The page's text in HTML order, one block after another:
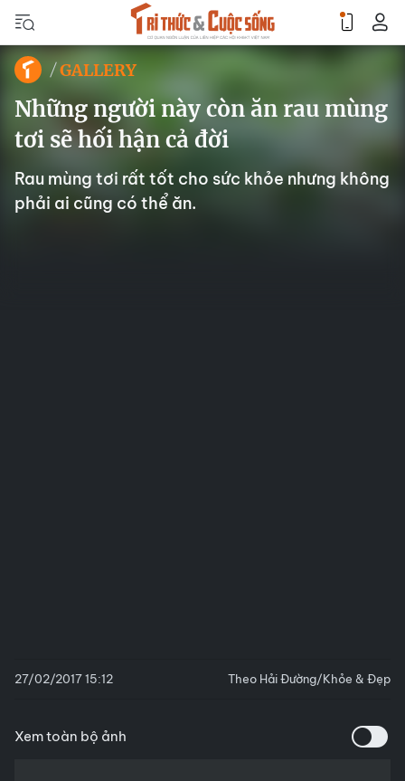
GALLERY
Những người này còn ăn rau mùng
tơi sẽ hối hận cả đời
Rau mùng tơi rất tốt cho sức khỏe nhưng không
phải ai cũng có thể ăn.
27/02/2017 15:12 Theo Hải Đường/Khỏe & Đẹp
Xem toàn bộ ảnh